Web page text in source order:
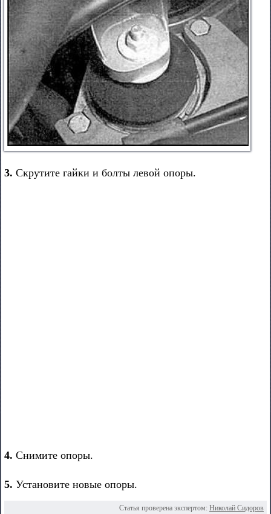
3. Скрутите гайки и болты левой опоры.
4. Снимите опоры.
5. Установите новые опоры.
Статья проверена экспертом: Николай Сидоров